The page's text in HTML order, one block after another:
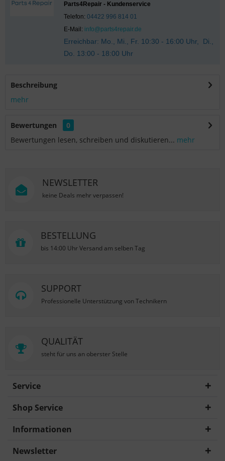
Parts4Repair - Kundenservice
Telefon: 04422 996 814 01
E-Mail: info@parts4repair.de
Erreichbar: Mo., Mi., Fr. 10:30 - 16:00 Uhr, Di.,
Do. 13:00 - 18:00 Uhr
Beschreibung
mehr
Bewertungen
0
Bewertungen lesen, schreiben und diskutieren... mehr
NEWSLETTER
keine Deals mehr verpassen!
BESTELLUNG
bis 14:00 Uhr Versand am selben Tag
SUPPORT
Professionelle Unterstützung von Technikern
QUALITÄT
steht für uns an oberster Stelle
Service
Shop Service
Informationen
Newsletter